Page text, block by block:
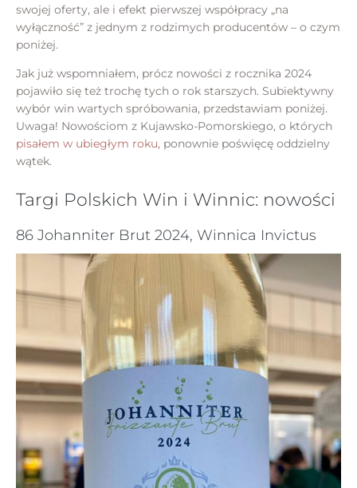
swojej oferty, ale i efekt pierwszej współpracy „na
wyłączność” z jednym z rodzimych producentów – o czym
poniżej.
Jak już wspomniałem, prócz nowości z rocznika 2024
pojawiło się też trochę tych o rok starszych. Subiektywny
wybór win wartych spróbowania, przedstawiam poniżej.
Uwaga! Nowościom z Kujawsko-Pomorskiego, o których
pisałem w ubiegłym roku, ponownie poświęcę oddzielny
wątek.
Targi Polskich Win i Winnic: nowości
86 Johanniter Brut 2024, Winnica Invictus